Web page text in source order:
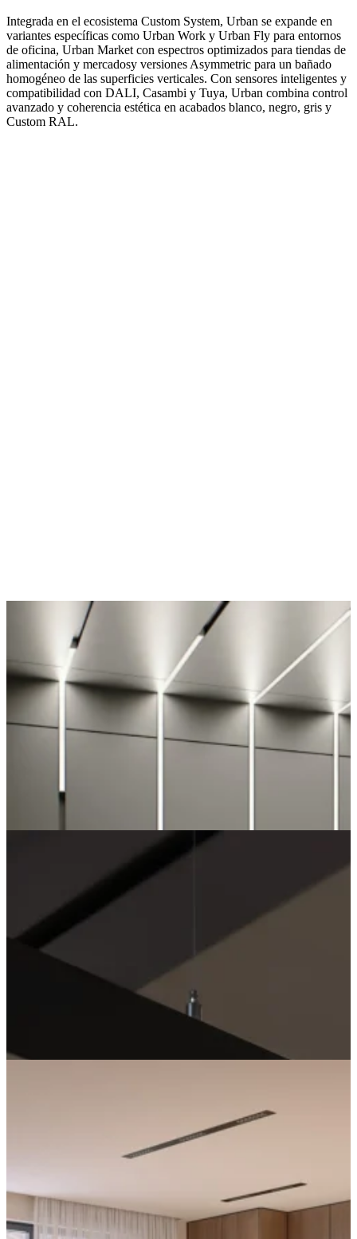
Integrada en el ecosistema Custom System, Urban se expande en
variantes específicas como Urban Work y Urban Fly para entornos
de oficina, Urban Market con espectros optimizados para tiendas de
alimentación y mercadosy versiones Asymmetric para un bañado
homogéneo de las superficies verticales. Con sensores inteligentes y
compatibilidad con DALI, Casambi y Tuya, Urban combina control
avanzado y coherencia estética en acabados blanco, negro, gris y
Custom RAL.